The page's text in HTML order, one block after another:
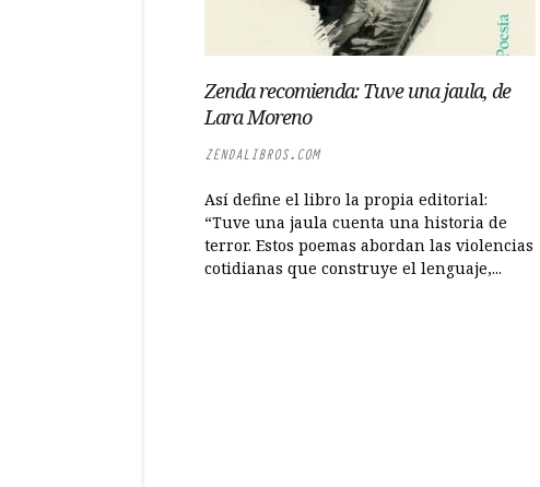
Zenda recomienda: Tuve una jaula, de
Lara Moreno
ZENDALIBROS.COM
Así define el libro la propia editorial:
“Tuve una jaula cuenta una historia de
terror. Estos poemas abordan las violencias
cotidianas que construye el lenguaje,...